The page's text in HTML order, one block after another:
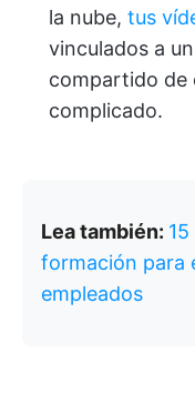
la nube, tus
vinculados a
compartido de
complicado.
Lea también:
formación para
empleados